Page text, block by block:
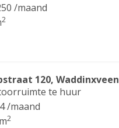
/maand
2
120, Waddinxveen
te huur
/maand
2